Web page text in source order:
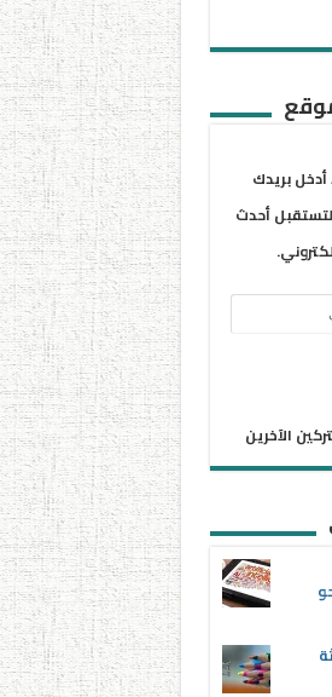
بريدك
أحدث